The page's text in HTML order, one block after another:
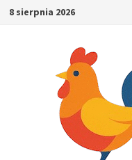
Skip8 sierpnia 2026